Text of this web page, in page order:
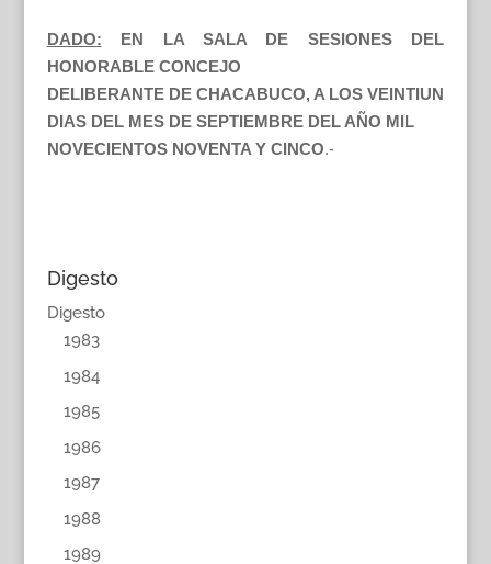
DADO:
EN LA SALA DE SESIONES DEL
HONORABLE CONCEJO
DELIBERANTE DE CHACABUCO, A LOS VEINTIUN
DIAS DEL MES DE SEPTIEMBRE DEL AÑO MIL
NOVECIENTOS NOVENTA Y CINCO.-
Digesto
Digesto
1983
1984
1985
1986
1987
1988
1989